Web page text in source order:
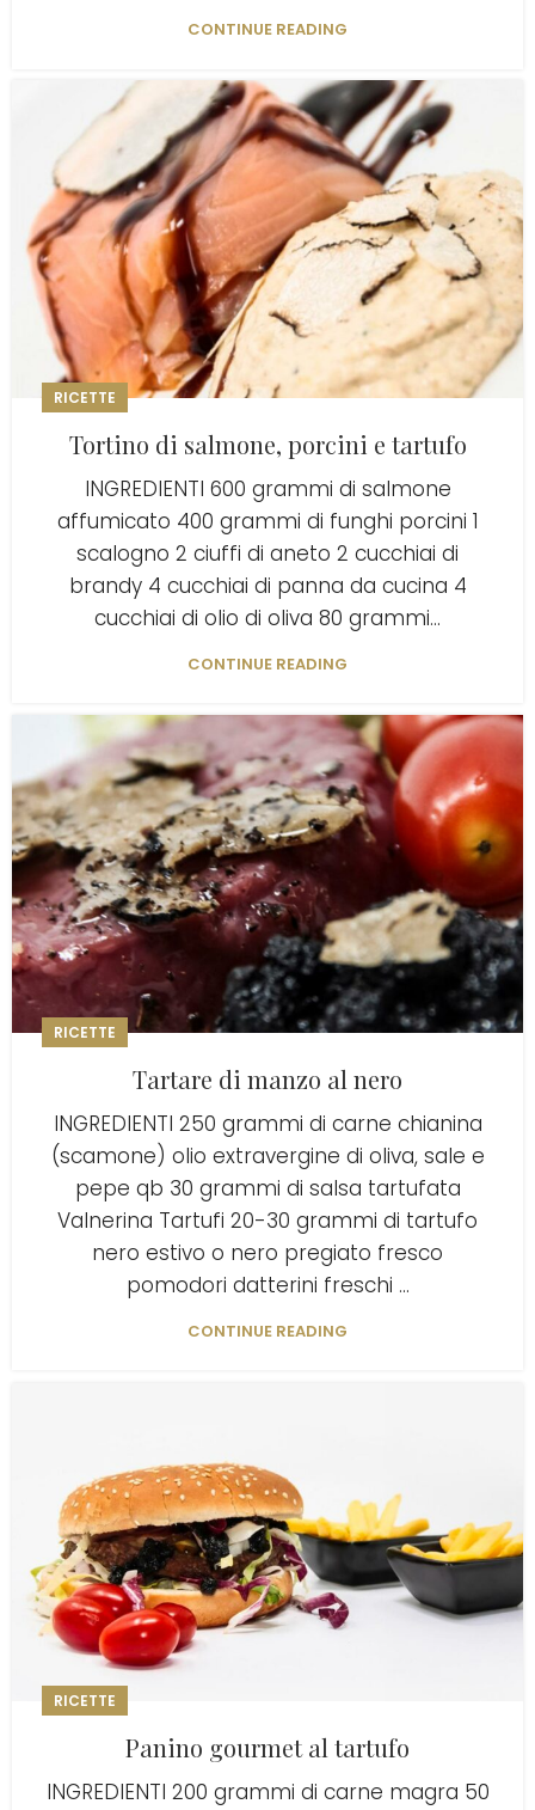
CONTINUE READING
RICETTE
Tortino di salmone, porcini e tartufo
INGREDIENTI 600 grammi di salmone
affumicato 400 grammi di funghi porcini 1
scalogno 2 ciuffi di aneto 2 cucchiai di
brandy 4 cucchiai di panna da cucina 4
cucchiai di olio di oliva 80 grammi...
CONTINUE READING
RICETTE
Tartare di manzo al nero
INGREDIENTI 250 grammi di carne chianina
(scamone) olio extravergine di oliva, sale e
pepe qb 30 grammi di salsa tartufata
Valnerina Tartufi 20-30 grammi di tartufo
nero estivo o nero pregiato fresco
pomodori datterini freschi ...
CONTINUE READING
RICETTE
Panino gourmet al tartufo
INGREDIENTI 200 grammi di carne magra 50